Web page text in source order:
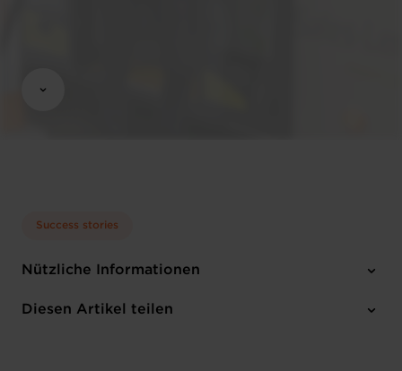
Success stories
Nützliche Informationen
Diesen Artikel teilen